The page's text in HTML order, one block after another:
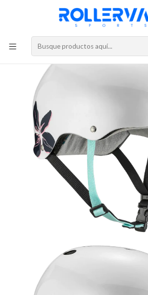
DESPACHOS A TODO CHILE